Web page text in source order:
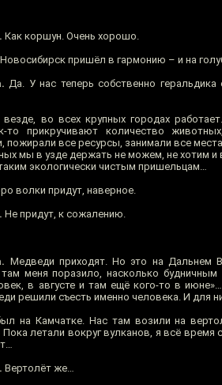
Как коршун. Очень хорошо.
пришёл в гармонию – и на
Да. У нас теперь собственно
во всех крупных городах
то прикручивают количество
пожирали все ресурсы, занимали все
мы в узде держать не можем, не хотим
экологически чистым пришельцам…
волки придут, наверное.
Не придут, к сожалению.
Медведи приходят. Но это на Дальнем
меня поразило, насколько
в августе и там ещё кого-то в
решили съесть именно человека. И для
на Камчатке. Нас там возили на
летали вокруг вулканов, я всё
Вертолёт же…